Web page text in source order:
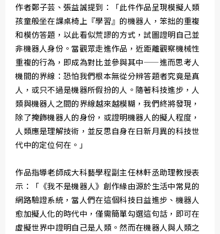
作者鄭子芸、張益誠提到：「此件作品呈現模擬人類
孩童般坐在課桌椅上『學習』的機器人，笨拙的重複
和模仿答題，以此看似荒謬的方式，試圖證明自己並
非機器人身份。當觀眾走進作品，近距離觀察機械性
重複的行為，即成為對比並參與其中——進而思考人
機間的界線：恐怕我們根本無從分辨答題者究竟是真
人，或只不過是機器所假扮的人。隨著科技進步，人
類與機器人之間的界線越來越模糊，我們終將發現，
除了掩飾機器人的身份，或證明機器人的擬人程度，
人類應是理解技術，並反思自身在日新月異的科技世
代中的定位何在。」
作品指導老師成大科藝學程副主任林軒丞助理教授表
示：「《我不是機器人》創作緣由源於生活中常見的
網路驗證系統，當人們在這個科技日益進步、機器人
愈加擬人化的時代中，僅需簡單勾選這句話，即可在
虛擬世界中證明自己是人類。然而在機器人與人類之